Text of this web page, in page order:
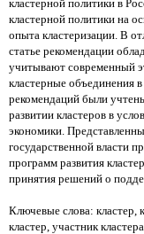
кластерной политики в
кластерной политики на
опыта кластеризации. В
статье рекомендации
учитывают современный
кластерные объединения
рекомендаций были
развитии кластеров в
экономики.
государственной власти
программ развития
принятия решений о
Ключевые слова: кластер,
кластер, участник